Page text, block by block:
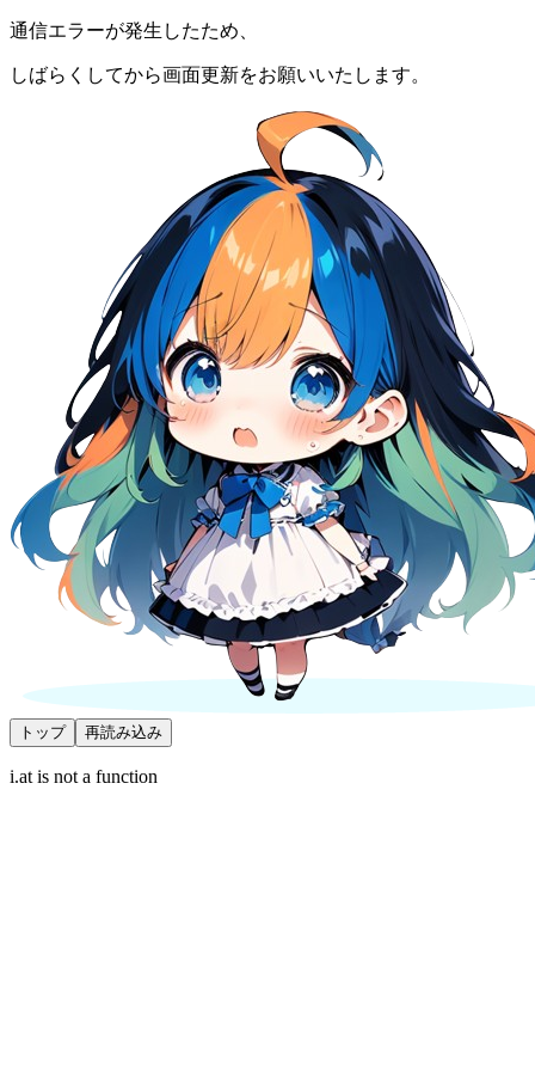
通信エラーが発生したため、
しばらくしてから画面更新をお願いいたします。
トップ 再読み込み
i.at is not a function